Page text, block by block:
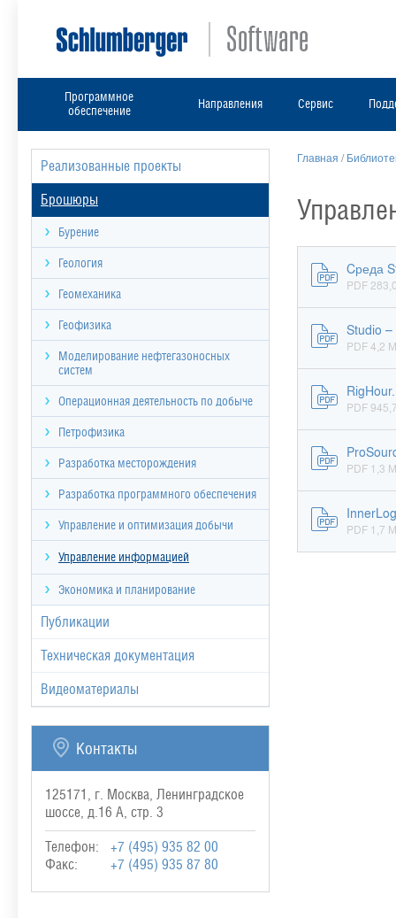
Программное
обеспечение
Направления Сервис
Реализованные проекты
Брошюры
Бурение
Геология
Геомеханика
Геофизика
Моделирование нефтегазоносных
систем
Операционная деятельность по добыче
Петрофизика
Разработка месторождения
Разработка программного обеспечения
Управление и оптимизация добычи
Управление информацией
Экономика и планирование
Публикации
Техническая документация
Видеоматериалы
Контакты
125171, г. Москва, Ленинградское
шоссе, д.16 А, стр. 3
Телефон:
+7 (495) 935 82 00
Факс:
+7 (495) 935 87 80
Главная /
Cреда
PDF
Studio –
PDF 4,2
PDF
PDF 1,3
PDF 1,7